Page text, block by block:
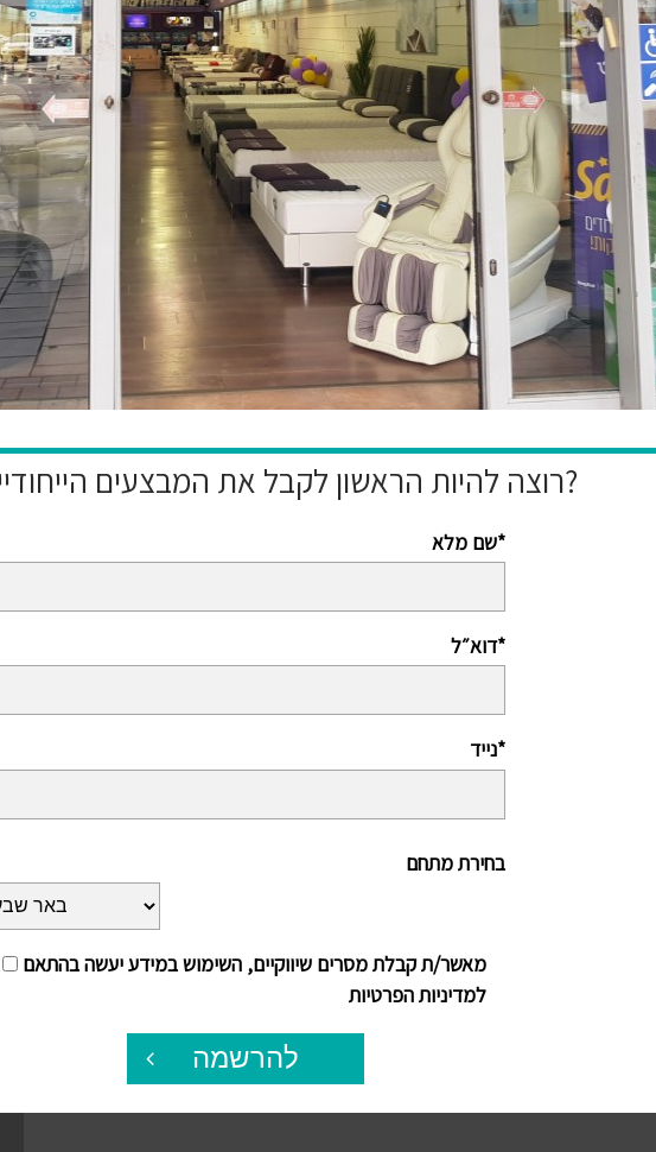
רוצה להיות הראשון לקבל את המבצעים הייחודיים שלנו?
שם מלא*
דוא״ל*
נייד*
בחירת מתחם
מאשר/ת קבלת מסרים שיווקיים, השימוש במידע יעשה בהתאם
למדיניות הפרטיות
להרשמה